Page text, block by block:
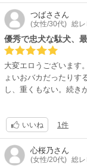
つばさ さん
(女性/30代) 総
優秀で忠犬な駄犬、
大変エロうございます
ょいおバカだったりす
し、重くもない。続き
いいね 1件
心桜乃さん
(女性/20代) 総